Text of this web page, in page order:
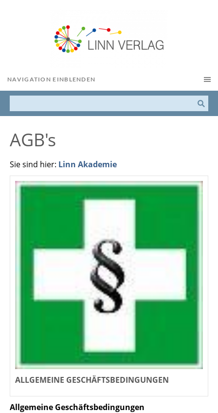
NAVIGATION EINBLENDEN
AGB's
Sie sind hier: Linn Akademie
ALLGEMEINE GESCHÄFTSBEDINGUNGEN
Allgemeine Geschäftsbedingungen